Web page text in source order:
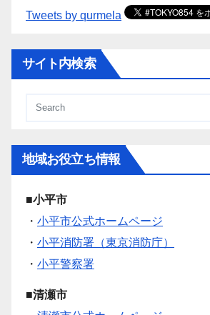
Tweets by qurmela
サイト内検索
地域お役立ち情報
■小平市
・ 小平市公式ホームページ
・ 小平消防署（東京消防庁）
・ 小平警察署
■清瀬市